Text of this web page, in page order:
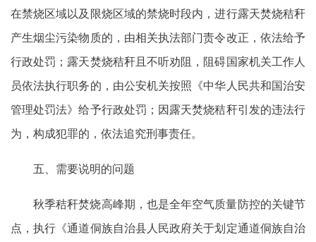
在禁烧区域以及限烧区域的禁烧时段内，进行露天焚烧秸秆
产生烟尘污染物质的，由相关执法部门责令改正，依法给予
行政处罚；露天焚烧秸秆且不听劝阻，阻碍国家机关工作人
员依法执行职务的，由公安机关按照《中华人民共和国治安
管理处罚法》给予行政处罚；因露天焚烧秸秆引发的违法行
为，构成犯罪的，依法追究刑事责任。
五、需要说明的问题
秋季秸秆焚烧高峰期，也是全年空气质量防控的关键节
点，执行《通道侗族自治县人民政府关于划定通道侗族自治